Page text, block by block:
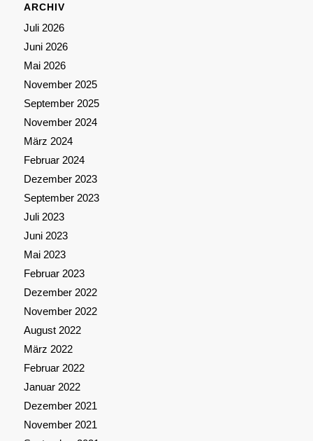
ARCHIV
Juli 2026
Juni 2026
Mai 2026
November 2025
September 2025
November 2024
März 2024
Februar 2024
Dezember 2023
September 2023
Juli 2023
Juni 2023
Mai 2023
Februar 2023
Dezember 2022
November 2022
August 2022
März 2022
Februar 2022
Januar 2022
Dezember 2021
November 2021